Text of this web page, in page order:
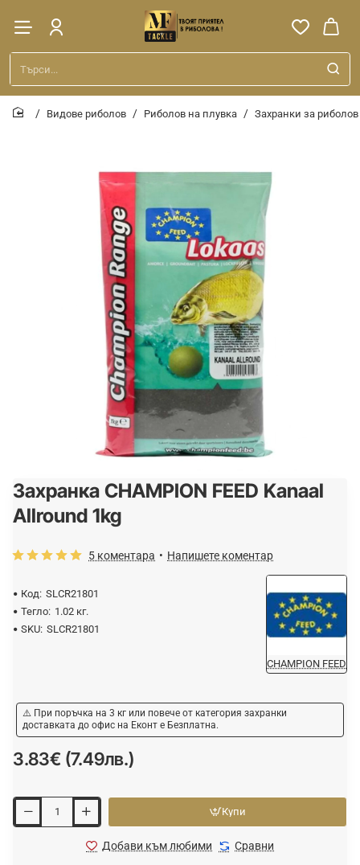
Търси...
Видове риболов Риболов на плувка Захранки за
Захранка CHAMPION FEED Kanaal
Allround 1kg
Код: SLCR21801
Тегло: 1.02 кг.
SKU: SLCR21801
CHAMPION FEED
5 коментара • Напишете коментар
⚠️ При поръчка на 3 кг или повече от категория захранки
доставката до офис на Еконт е Безплатна.
3.83€ (7.49лв.)
Купи
Добави към любими Сравни